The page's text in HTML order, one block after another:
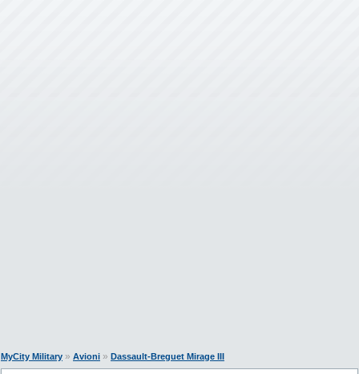
MyCity Military » Avioni » Dassault-Breguet Mirage III